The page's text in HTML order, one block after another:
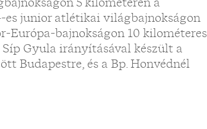
es junior atlétikai világbajnokságon
Európa-bajnokságon 10 kilométeres
Gyula irányításával készült a
Budapestre, és a Bp. Honvédnél